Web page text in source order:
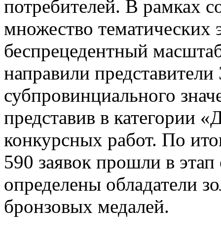
потребителей. В рамках
множество тематических
беспрецедентный
направили
субпровинциального
представив в категории
конкурсных работ. По
590 заявок прошли в
определены обладатели
бронзовых медалей.